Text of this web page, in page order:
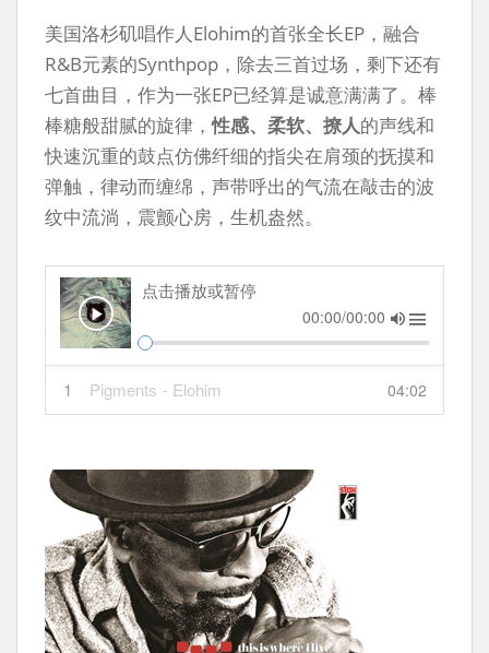
美国洛杉矶唱作人Elohim的首张全长EP，融合
R&B元素的Synthpop，除去三首过场，剩下还有
七首曲目，作为一张EP已经算是诚意满满了。棒
棒糖般甜腻的旋律，性感、柔软、撩人的声线和
快速沉重的鼓点仿佛纤细的指尖在肩颈的抚摸和
弹触，律动而缠绵，声带呼出的气流在敲击的波
纹中流淌，震颤心房，生机盎然。
点击播放或暂停
00:00/00:00
1 Pigments - Elohim 04:02